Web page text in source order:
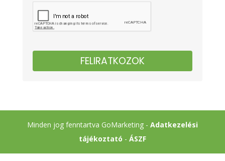
FELIRATKOZOK
Minden jog fenntartva GoMarketing - Adatkezelési
tájékoztató - ÁSZF